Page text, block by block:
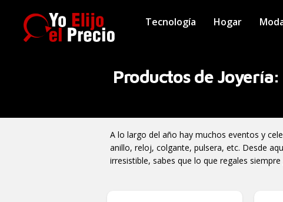
Tecnología Hogar
Productos de Joyería:
A lo largo del año hay muchos eventos y
anillo, reloj, colgante, pulsera, etc. Desde
irresistible, sabes que lo que regales siempre